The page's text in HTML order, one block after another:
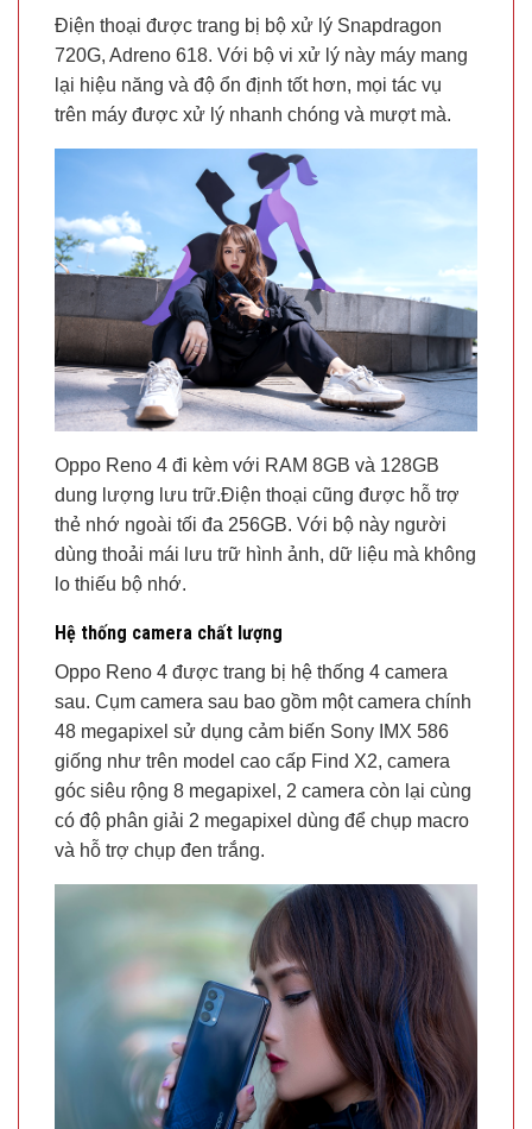
Điện thoại được trang bị bộ xử lý Snapdragon
720G, Adreno 618. Với bộ vi xử lý này máy mang
lại hiệu năng và độ ổn định tốt hơn, mọi tác vụ
trên máy được xử lý nhanh chóng và mượt mà.
Oppo Reno 4 đi kèm với RAM 8GB và 128GB
dung lượng lưu trữ.Điện thoại cũng được hỗ trợ
thẻ nhớ ngoài tối đa 256GB. Với bộ này người
dùng thoải mái lưu trữ hình ảnh, dữ liệu mà không
lo thiếu bộ nhớ.
Hệ thống camera chất lượng
Oppo Reno 4 được trang bị hệ thống 4 camera
sau. Cụm camera sau bao gồm một camera chính
48 megapixel sử dụng cảm biến Sony IMX 586
giống như trên model cao cấp Find X2, camera
góc siêu rộng 8 megapixel, 2 camera còn lại cùng
có độ phân giải 2 megapixel dùng để chụp macro
và hỗ trợ chụp đen trắng.